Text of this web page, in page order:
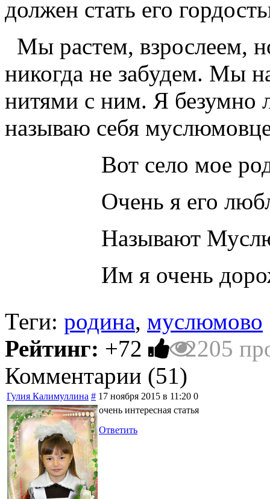
должен стать его
Мы растем, взрослеем,
никогда не забудем. Мы
нитями с ним. Я безумно
называю себя
Вот село мое
Очень я его
Называют
Им я очень
Теги: родина, муслюмово
Рейтинг: +72
2205
Комментарии (51 )
Гулия Калимуллина # 17 ноября 2015 в 11:20 0
очень интересная статья
Ответить